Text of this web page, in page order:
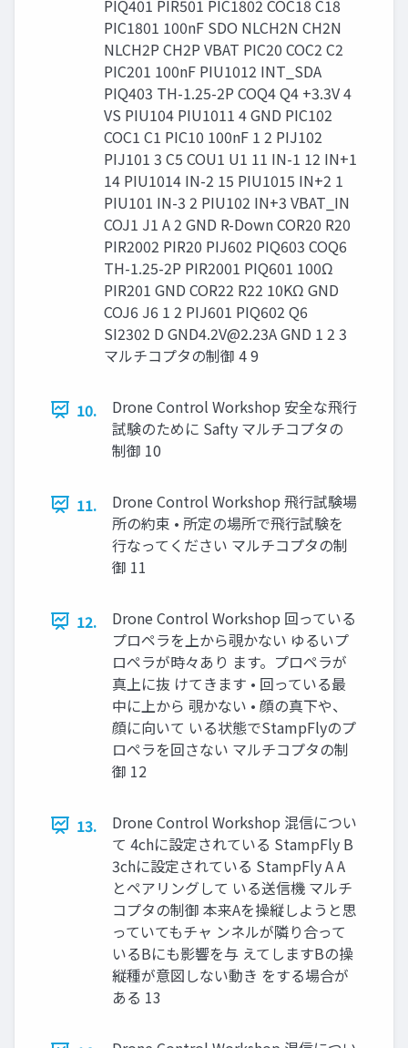
PIQ401 PIR501 PIC1802 COC18 C18
PIC1801 100nF SDO NLCH2N CH2N
NLCH2P CH2P VBAT PIC20 COC2 C2
PIC201 100nF PIU1012 INT_SDA
PIQ403 TH-1.25-2P COQ4 Q4 +3.3V 4
VS PIU104 PIU1011 4 GND PIC102
COC1 C1 PIC10 100nF 1 2 PIJ102
PIJ101 3 C5 COU1 U1 11 IN-1 12 IN+1
14 PIU1014 IN-2 15 PIU1015 IN+2 1
PIU101 IN-3 2 PIU102 IN+3 VBAT_IN
COJ1 J1 A 2 GND R-Down COR20 R20
PIR2002 PIR20 PIJ602 PIQ603 COQ6
TH-1.25-2P PIR2001 PIQ601 100Ω
PIR201 GND COR22 R22 10KΩ GND
COJ6 J6 1 2 PIJ601 PIQ602 Q6
SI2302 D GND4.2V@2.23AGND 1 2 3
マルチコプタの制御 4 9
10.
Drone Control Workshop 安全な⾶⾏
試験のために Safty マルチコプタの
制御 10
11.
Drone Control Workshop ⾶⾏試験場
所の約束 • 所定の場所で⾶⾏試験を
⾏なってください マルチコプタの制
御 11
12.
Drone Control Workshop 回っている
プロペラを上から覗かない ゆるいプ
ロペラが時々あり ます。プロペラが
真上に抜 けてきます • 回っている最
中に上から 覗かない • 顔の真下や、
顔に向いて いる状態でStampFlyのプ
ロペラを回さない マルチコプタの制
御 12
13.
Drone Control Workshop 混信につい
て 4chに設定されている StampFly B
3chに設定されている StampFly A A
とペアリングして いる送信機 マルチ
コプタの制御 本来Aを操縦しようと思
っていてもチャ ンネルが隣り合って
いるBにも影響を与 えてしますBの操
縦種が意図しない動き をする場合が
ある 13